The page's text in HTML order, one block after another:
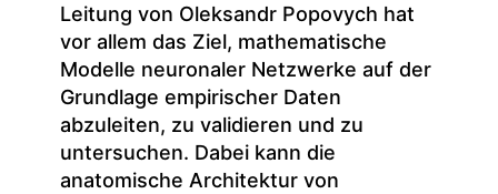
Leitung von Oleksandr Popovych hat
vor allem das Ziel, mathematische
Modelle neuronaler Netzwerke auf der
Grundlage empirischer Daten
abzuleiten, zu validieren und zu
untersuchen. Dabei kann die
anatomische Architektur von